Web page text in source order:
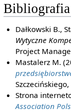
Bibliografia
Dałkowski B.,
Wytyczne
Project
Mastalerz M.
Strona
Association